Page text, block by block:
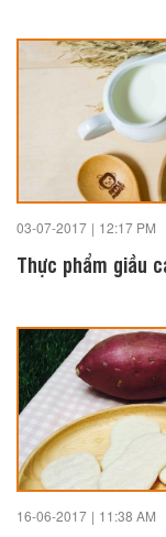
03-07-2017 | 12:17 PM
Thực phẩm giầu
16-06-2017 | 11:38 AM